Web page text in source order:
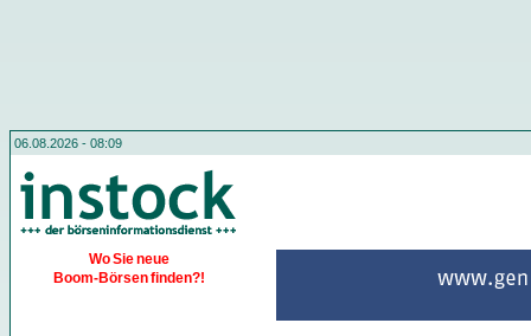
06.08.2026 - 08:09
Wo Sie neue
Boom-Börsen finden?!